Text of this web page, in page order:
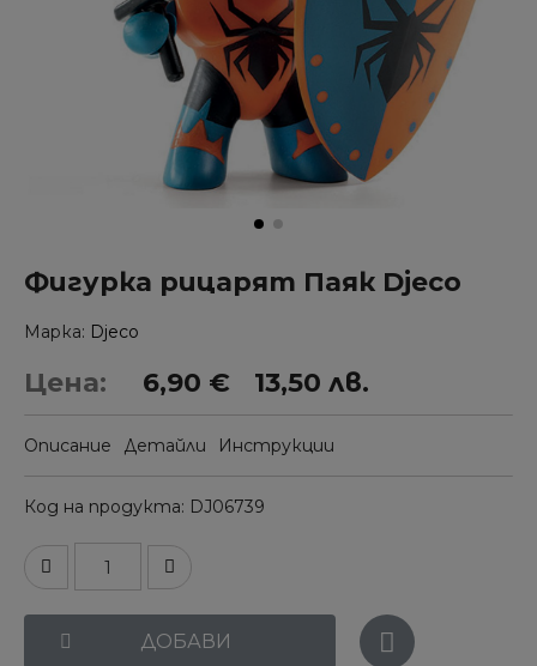
Фигурка рицарят Паяк Djeco
Марка Djeco
Цена: 6,90 € 13,50 лв.
Описание Детайли Инструкции
Код на продукта DJ06739
ДОБАВИ